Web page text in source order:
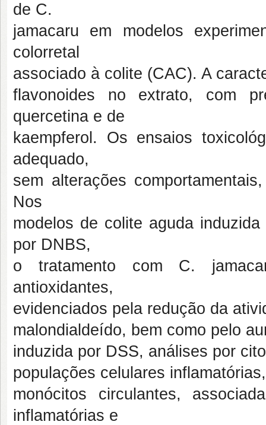
de C.
jamacaru em modelos
colorretal
associado à colite (CAC). A
flavonoides no extrato, com
quercetina e de
kaempferol. Os ensaios
adequado,
sem alterações
Nos
modelos de colite aguda
por DNBS,
o tratamento com C.
antioxidantes,
evidenciados pela redução da
malondialdeído, bem como pelo
induzida por DSS, análises por
populações celulares
monócitos circulantes,
inflamatórias e